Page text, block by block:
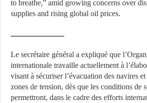
to breathe,” amid growing concerns over
supplies and rising global oil prices.
ــــــــــــــــــــــ
Le secrétaire général a expliqué que
internationale travaille actuellement à
visant à sécuriser l’évacuation des navires
zones de tension, dès que les conditions de
permettront, dans le cadre des efforts